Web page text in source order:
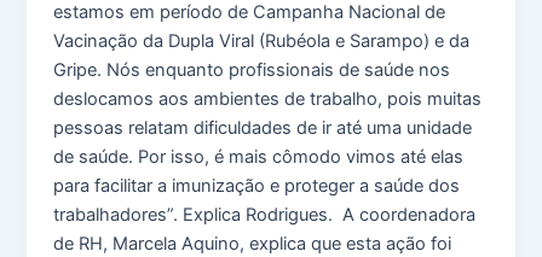
estamos em período de Campanha Nacional de
Vacinação da Dupla Viral (Rubéola e Sarampo) e da
Gripe. Nós enquanto profissionais de saúde nos
deslocamos aos ambientes de trabalho, pois muitas
pessoas relatam dificuldades de ir até uma unidade
de saúde. Por isso, é mais cômodo vimos até elas
para facilitar a imunização e proteger a saúde dos
trabalhadores”. Explica Rodrigues. A coordenadora
de RH, Marcela Aquino, explica que esta ação foi